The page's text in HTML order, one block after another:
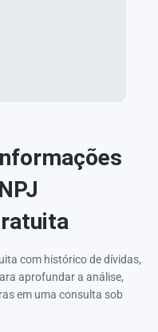
com histórico de dívidas,
aprofundar a análise,
em uma consulta sob